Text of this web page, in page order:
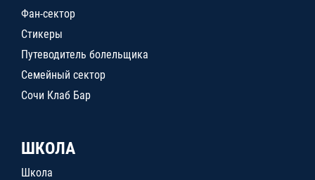
Фан-сектор
Стикеры
Путеводитель болельщика
Семейный сектор
Сочи Клаб Бар
ШКОЛА
Школа